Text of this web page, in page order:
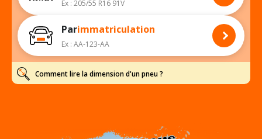
Ex : 205/55 R16 91V
Parimmatriculation
Ex : AA-123-AA
Comment lire la dimension d'un pneu ?